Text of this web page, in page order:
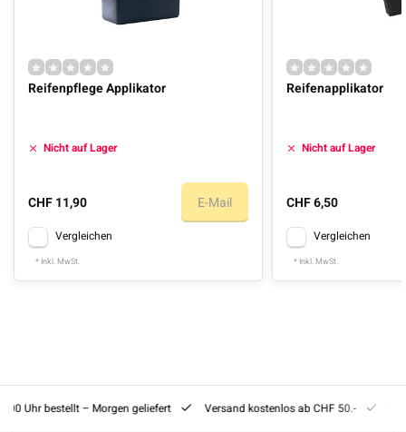
Reifenpflege Applikator
Nicht auf Lager
CHF 11,90 E-Mail
Vergleichen
* Inkl. MwSt.
Reifenapplikator
Nicht auf Lager
CHF 6,50
Vergleichen
* Inkl. MwSt.
Uhr bestellt – Morgen geliefert Versand kostenlos ab CHF 50.-